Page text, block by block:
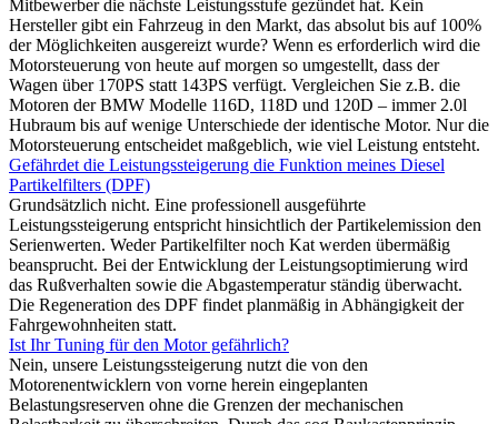
Mitbewerber die nächste Leistungsstufe gezündet hat. Kein
Hersteller gibt ein Fahrzeug in den Markt, das absolut bis auf 100%
der Möglichkeiten ausgereizt wurde? Wenn es erforderlich wird die
Motorsteuerung von heute auf morgen so umgestellt, dass der
Wagen über 170PS statt 143PS verfügt. Vergleichen Sie z.B. die
Motoren der BMW Modelle 116D, 118D und 120D – immer 2.0l
Hubraum bis auf wenige Unterschiede der identische Motor. Nur die
Motorsteuerung entscheidet maßgeblich, wie viel Leistung entsteht.
Gefährdet die Leistungssteigerung die Funktion meines Diesel
Partikelfilters (DPF)
Grundsätzlich nicht. Eine professionell ausgeführte
Leistungssteigerung entspricht hinsichtlich der Partikelemission den
Serienwerten. Weder Partikelfilter noch Kat werden übermäßig
beansprucht. Bei der Entwicklung der Leistungsoptimierung wird
das Rußverhalten sowie die Abgastemperatur ständig überwacht.
Die Regeneration des DPF findet planmäßig in Abhängigkeit der
Fahrgewohnheiten statt.
Ist Ihr Tuning für den Motor gefährlich?
Nein, unsere Leistungssteigerung nutzt die von den
Motorenentwicklern von vorne herein eingeplanten
Belastungsreserven ohne die Grenzen der mechanischen